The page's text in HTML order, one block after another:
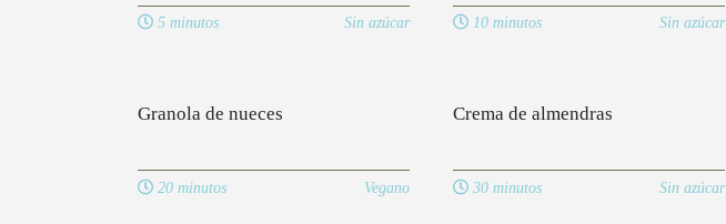
5 minutos Sin azúcar 10 minutos Sin azúcar
Granola de nueces
20 minutos Vegano
Crema de almendras
30 minutos Sin azúcar